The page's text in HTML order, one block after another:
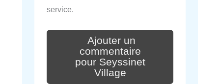
service.
Ajouter un
commentaire
pour Seyssinet
Village